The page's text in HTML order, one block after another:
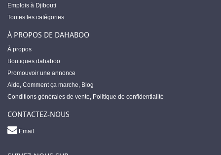
Emplois à Djibouti
Toutes les catégories
À PROPOS DE DAHABOO
À propos
Boutiques dahaboo
Promouvoir une annonce
Aide, Comment ça marche, Blog
Conditions générales de vente, Politique de confidentialité
CONTACTEZ-NOUS
Email